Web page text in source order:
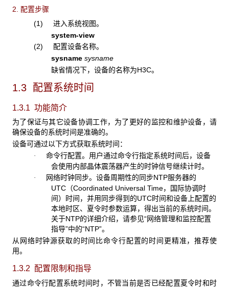
2. 配置步骤
(1) 进入系统视图。
system-view
(2) 配置设备名称。
sysname sysname
缺省情况下，设备的名称为H3C。
1.3 配置系统时间
1.3.1 功能简介
为了保证与其它设备协调工作，为了更好的监控和维护设备，请
确保设备的系统时间是准确的。
设备可通过以下方式获取系统时间：
· 命令行配置。用户通过命令行指定系统时间后，设备
会使用内部晶体震荡器产生的时钟信号继续计时。
· 网络时钟同步。设备周期性的同步NTP服务器的
UTC（Coordinated Universal Time，国际协调时
间）时间，并用同步得到的UTC时间和设备上配置的
本地时区、夏令时参数运算，得出当前的系统时间。
关于NTP的详细介绍，请参见“网络管理和监控配置
指导”中的“NTP”。
从网络时钟源获取的时间比命令行配置的时间更精准，推荐使
用。
1.3.2 配置限制和指导
通过命令行配置系统时间时，不管当前是否已经配置夏令时和时